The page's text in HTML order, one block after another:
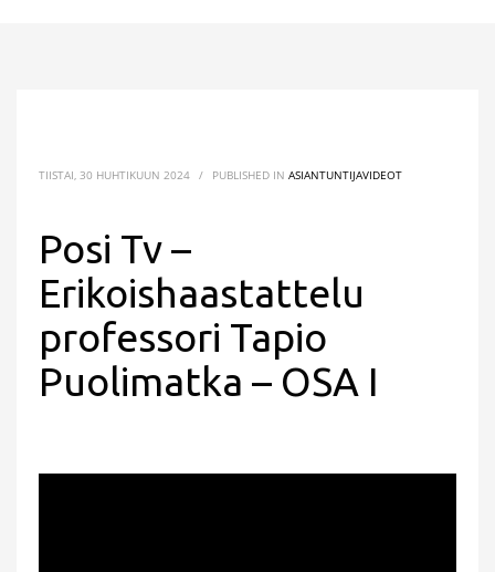
TIISTAI, 30 HUHTIKUUN 2024 / PUBLISHED IN ASIANTUNTIJAVIDEOT
Posi Tv –
Erikoishaastattelu
professori Tapio
Puolimatka – OSA I